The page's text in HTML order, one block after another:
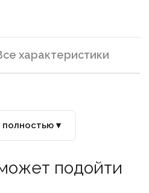
характеристики
полностью ▾
подойти